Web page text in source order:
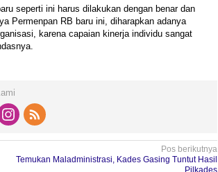
seperti ini harus dilakukan dengan benar dan
Permenpan RB baru ini, diharapkan adanya
karena capaian kinerja individu sangat
Pos berikutnya
Temukan Maladministrasi, Kades Gasing Tuntut Hasil
Pilkades